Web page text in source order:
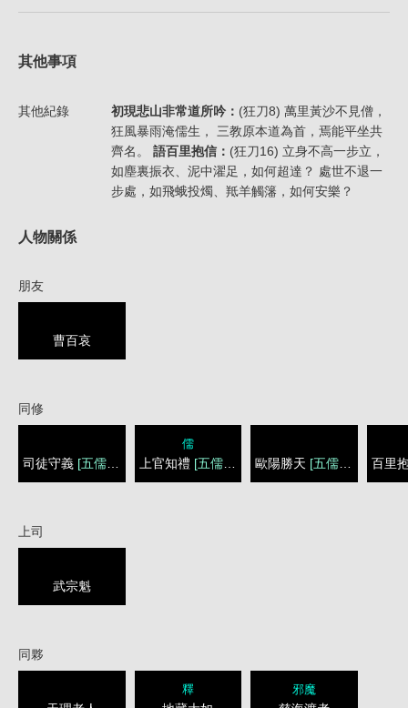
其他事項
其他紀錄 初現悲山非常道所吟： (狂刀8) 萬里黃沙不見僧，
狂風暴雨淹儒生， 三教原本道為首，焉能平坐共
齊名。 語百里抱信： (狂刀16) 立身不高一步立，
如塵裏振衣、泥中濯足，如何超達？ 處世不退一
步處，如飛蛾投燭、羝羊觸籓，如何安樂？
人物關係
朋友
曹百哀
同修
司徒守義 [五儒生]
儒
上官知禮 [五儒生] 歐陽勝天 [五儒生] 百里
上司
武宗魁
同夥
釋 邪魔